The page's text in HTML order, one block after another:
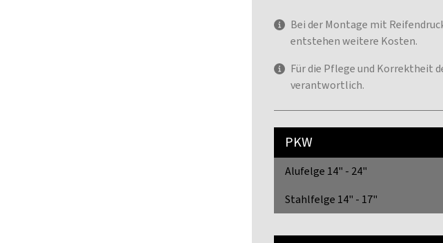
Bei der Montage mit
entstehen weitere Kosten.
Für die Pflege und Korrektheit
verantwortlich.
PKW
Alufelge 14" - 24"
Stahlfelge 14" - 17"